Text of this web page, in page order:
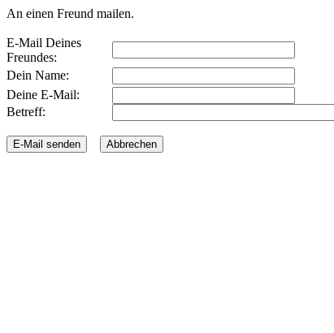
An einen Freund mailen.
E-Mail Deines
Freundes:
Dein Name:
Deine E-Mail:
Betreff: